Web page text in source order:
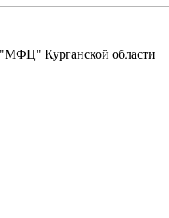
Курганской области